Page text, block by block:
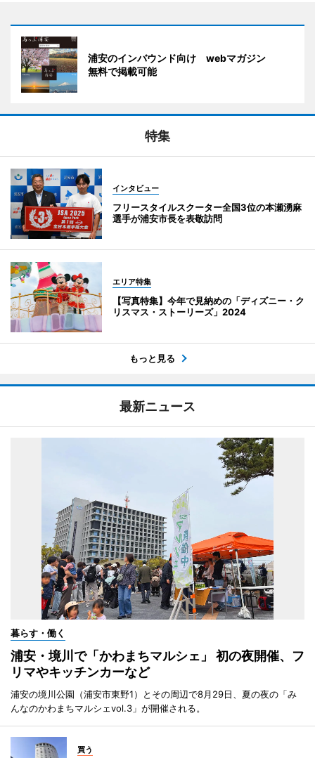
浦安のインバウンド向け webマガジン
無料で掲載可能
特集
インタビュー
フリースタイルスクーター全国3位の本瀬湧麻
選手が浦安市長を表敬訪問
エリア特集
【写真特集】今年で見納めの「ディズニー・ク
リスマス・ストーリーズ」2024
もっと見る
最新ニュース
暮らす・働く
浦安・境川で「かわまちマルシェ」 初の夜開催、フ
リマやキッチンカーなど
浦安の境川公園（浦安市東野1）とその周辺で8月29日、夏の夜の「み
んなのかわまちマルシェvol.3」が開催される。
買う